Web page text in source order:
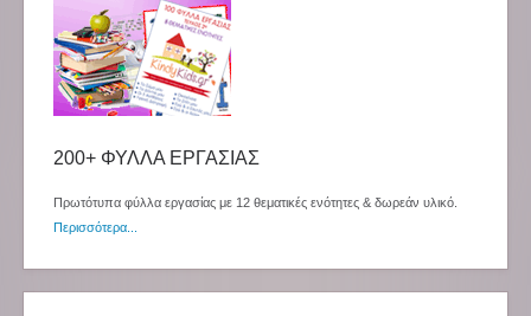
200+ ΦΥΛΛΑ ΕΡΓΑΣΙΑΣ
Πρωτότυπα φύλλα εργασίας με 12 θεματικές ενότητες & δωρεάν υλικό.
Περισσότερα...